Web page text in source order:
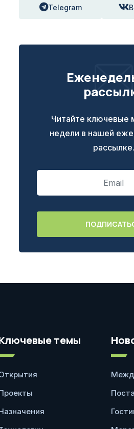
Telegram
Читайте ключевые
недели в нашей
рассылке.
темы